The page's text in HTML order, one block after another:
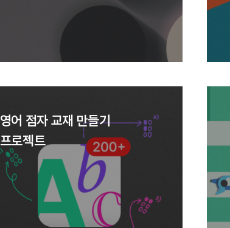
영어 점자 교재 만들기
프로젝트